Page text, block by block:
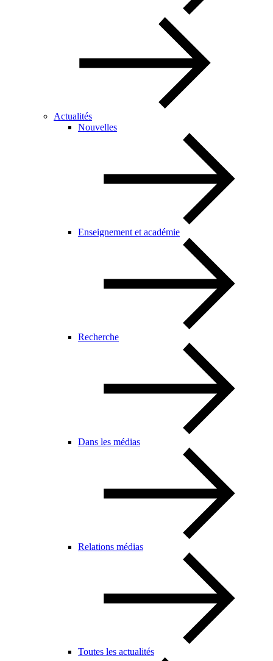
Actualités
Nouvelles
Enseignement et académie
Recherche
Dans les médias
Relations médias
Toutes les actualités